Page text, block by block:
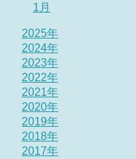
1月
2025年
2024年
2023年
2022年
2021年
2020年
2019年
2018年
2017年